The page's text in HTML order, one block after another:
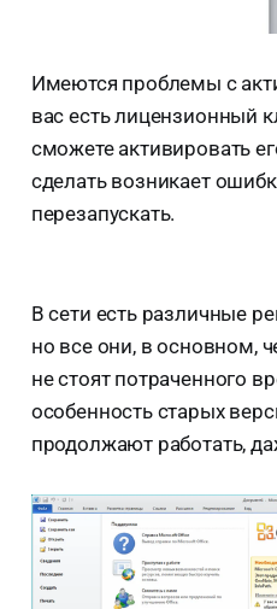
Имеются проблемы с
вас есть лицензионный
сможете активировать
сделать возникает
перезапускать.
В сети есть различные
но все они, в основном,
не стоят потраченного
особенность старых
продолжают работать,